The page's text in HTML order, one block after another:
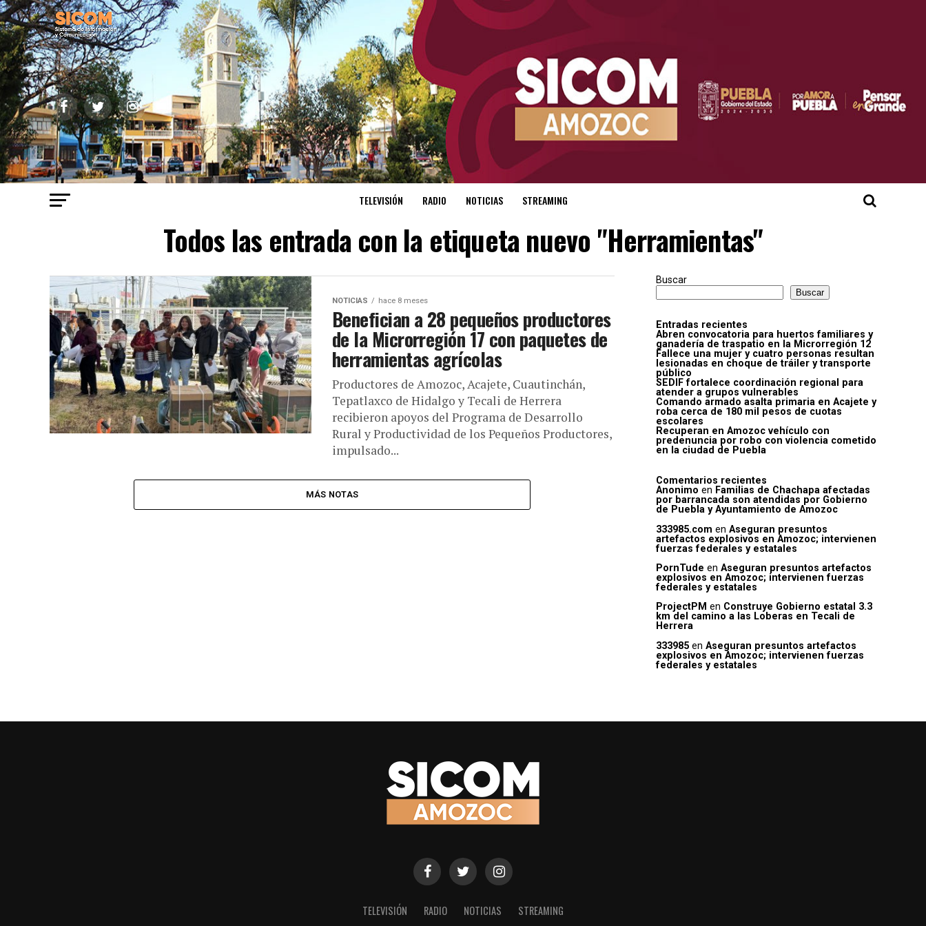
TELEVISIÓN RADIO NOTICIAS STREAMING
Todos las entrada con la etiqueta nuevo "Herramientas"
NOTICIAS hace 8 meses
Benefician a 28 pequeños productores
de la Microrregión 17 con paquetes de
herramientas agrícolas
Productores de Amozoc, Acajete, Cuautinchán,
Tepatlaxco de Hidalgo y Tecali de Herrera
recibieron apoyos del Programa de Desarrollo
Rural y Productividad de los Pequeños Productores,
impulsado...
MÁS NOTAS
Buscar
Buscar
Entradas recientes
Abren convocatoria para huertos familiares y
ganadería de traspatio en la Microrregión 12
Fallece una mujer y cuatro personas resultan
lesionadas en choque de tráiler y transporte
público
SEDIF fortalece coordinación regional para
atender a grupos vulnerables
Comando armado asalta primaria en Acajete y
roba cerca de 180 mil pesos de cuotas
escolares
Recuperan en Amozoc vehículo con
predenuncia por robo con violencia cometido
en la ciudad de Puebla
Comentarios recientes
Anonimo en Familias de Chachapa afectadas
por barrancada son atendidas por Gobierno
de Puebla y Ayuntamiento de Amozoc
333985.com en Aseguran presuntos
artefactos explosivos en Amozoc; intervienen
fuerzas federales y estatales
PornTude en Aseguran presuntos artefactos
explosivos en Amozoc; intervienen fuerzas
federales y estatales
ProjectPM en Construye Gobierno estatal 3.3
km del camino a las Loberas en Tecali de
Herrera
333985 en Aseguran presuntos artefactos
explosivos en Amozoc; intervienen fuerzas
federales y estatales
TELEVISIÓN RADIO NOTICIAS STREAMING